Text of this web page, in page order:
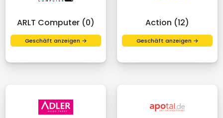
ARLT Computer (0)
Geschäft anzeigen →
Action (12)
Geschäft anzeigen →